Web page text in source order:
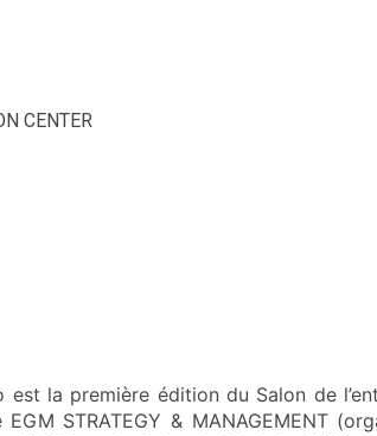
CENTER
est la première édition du Salon de
STRATEGY & MANAGEMENT